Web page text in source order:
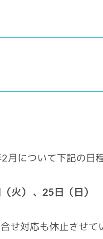
について下記の日
火） 、25日（日）
せ対応も休止させて